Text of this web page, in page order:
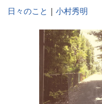
日々のこと
小村秀明